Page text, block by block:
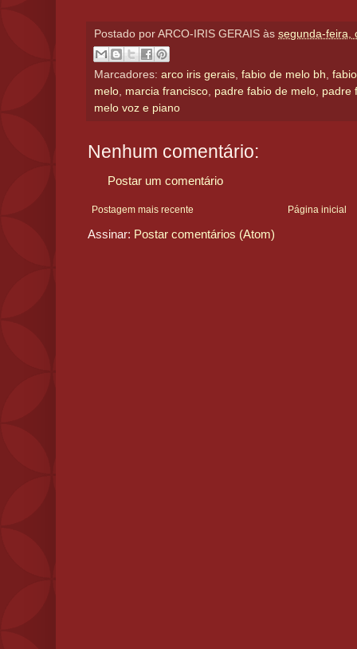
Postado por ARCO-IRIS GERAIS às segunda-feira,
Marcadores: arco iris gerais, fabio de melo bh,
melo, marcia francisco, padre fabio de melo, padre
melo voz e piano
Nenhum comentário:
Postar um comentário
Postagem mais recente Página inicial
Assinar: Postar comentários (Atom)